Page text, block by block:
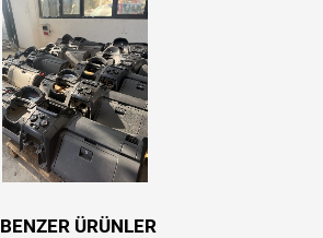
BENZER ÜRÜNLER